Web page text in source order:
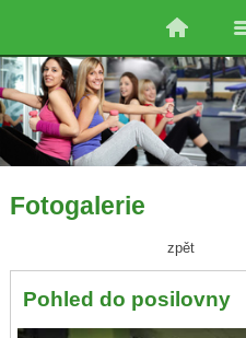
Fotogalerie
zpět
Pohled do posilovny